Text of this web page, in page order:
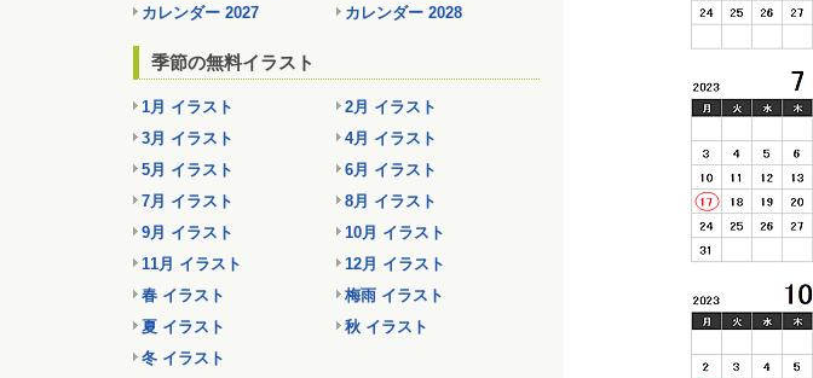
カレンダー 2027
カレンダー 2028
季節の無料イラスト
1月 イラスト
2月 イラスト
3月 イラスト
4月 イラスト
5月 イラスト
6月 イラスト
7月 イラスト
8月 イラスト
9月 イラスト
10月 イラスト
11月 イラスト
12月 イラスト
春 イラスト
梅雨 イラスト
夏 イラスト
秋 イラスト
冬 イラスト